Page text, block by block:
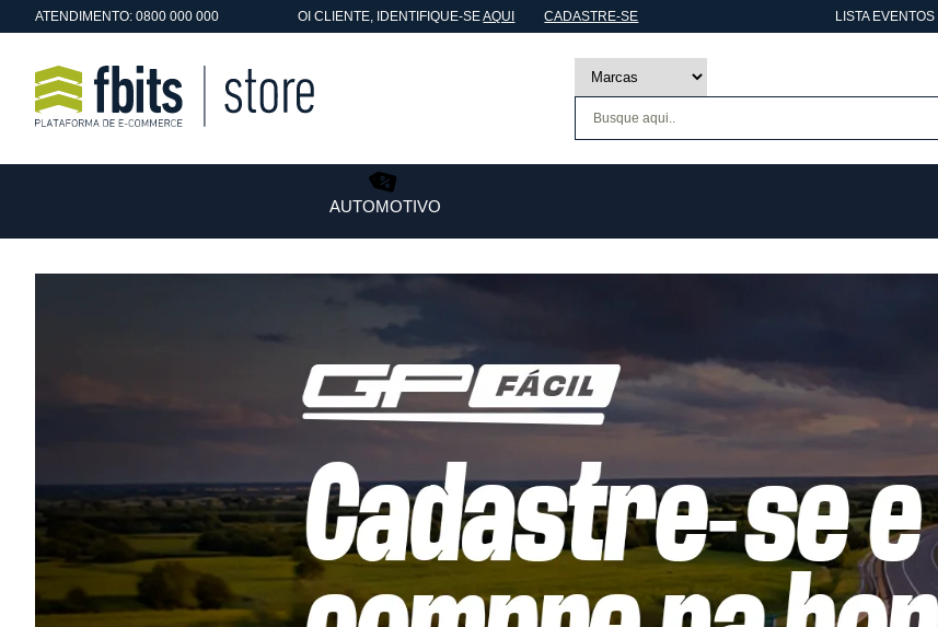
ATENDIMENTO: 0800 000 000 OICLIENTE, IDENTIFIQUE-SEAQUI CADASTRE-SE LISTA EVENTOS
AUTOMOTIVO